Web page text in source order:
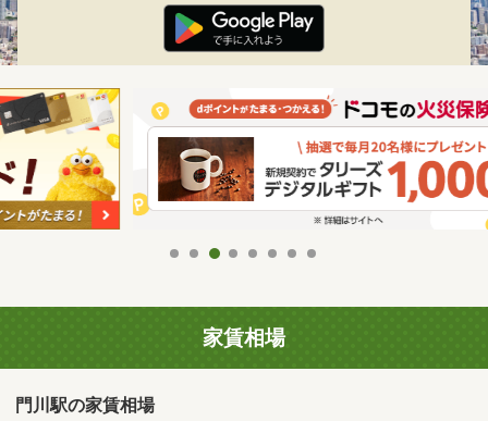
家賃相場
門川駅の家賃相場